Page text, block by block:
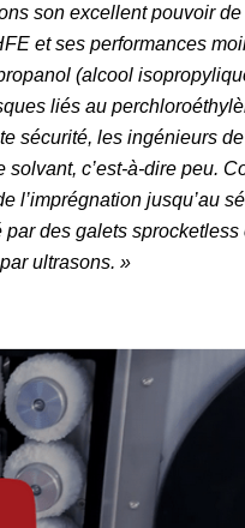
son excellent pouvoir
et ses performances
(alcool
liés au
sécurité, les ingénieurs
c’est-à-dire peu.
l’imprégnation jusqu’au
par des galets
ultrasons. »